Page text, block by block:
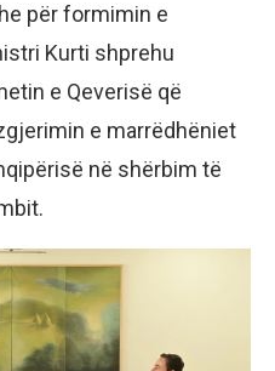
për formimin e
Kurti shprehu
e Qeverisë që
e marrëdhëniet
në shërbim të